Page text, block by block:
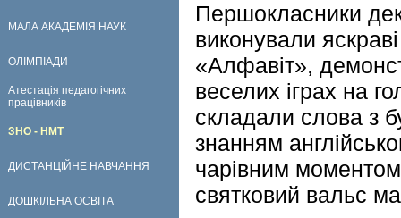
МАЛА АКАДЕМІЯ НАУК
ОЛІМПІАДИ
Атестація педагогічних
працівників
ЗНО - НМТ
ДИСТАНЦІЙНЕ НАВЧАННЯ
ДОШКІЛЬНА ОСВІТА
Першокласники
виконували
«Алфавіт»,
веселих іграх на
складали слова з
знанням
чарівним
святковий вальс